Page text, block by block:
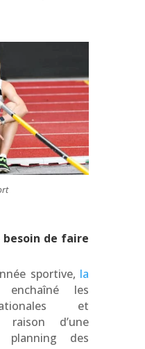
de faire
sportive, la
enchaîné
les
et
raison d’une
planning des